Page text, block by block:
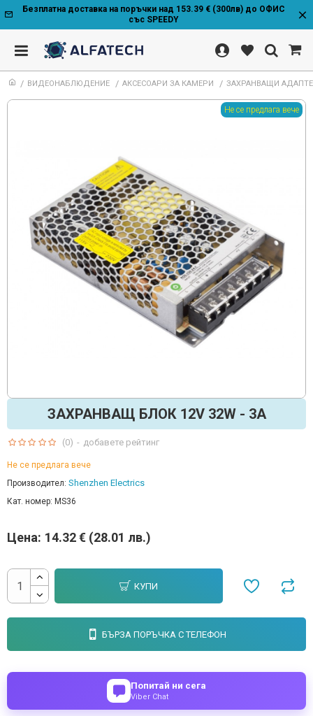
Безплатна доставка на поръчки над 153.39 € (300лв) до ОФИС
със SPEEDY
ВИДЕОНАБЛЮДЕНИЕ АКСЕСОАРИ ЗА КАМЕРИ ЗАХРАНВАЩИ
Не се предлага вече
ЗАХРАНВАЩ БЛОК 12V 32W - 3A
Не се предлага вече
Производител: Shenzhen Electrics
Кат. номер: MS36
(0) - добавете рейтинг
Цена: 14.32 € (28.01 лв.)
КУПИ
БЪРЗА ПОРЪЧКА С ТЕЛЕФОН
Попитай ни сега
Viber Chat